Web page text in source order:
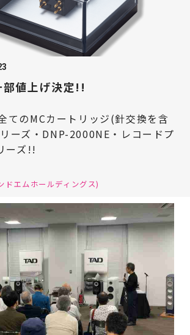
値上げ決定!!
てのMCカートリッジ(針交換を含
ーズ・DNP-2000NE・レコードプ
ーズ!!
ドエムホールディングス)